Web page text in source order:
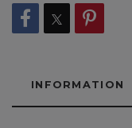
INFORMATION